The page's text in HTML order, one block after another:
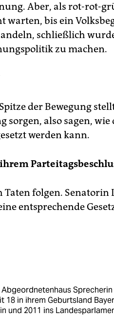
Aber, als rot-rot-
warten, bis ein
schließlich
zu machen.
der Bewegung
also sagen, wie
werden kann.
Taten folgen. Senatorin
entsprechende
18 in ihrem Geburtsland
und 2011 ins